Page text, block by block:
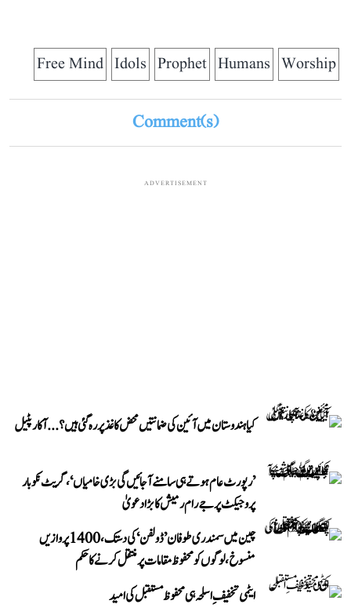
Worship
Humans
Prophet
Idols
Free Mind
Comment(s)
ADVERTISEMENT
کیا ہندوستان میں آئین کی ضمانتیں محض کاغذ پر رہ گئی ہیں؟...آکار پٹیل
’رپورٹ عام ہوتے ہی سامنے آ جائیں گی بڑی خامیاں‘، گریٹ نکوبار
پروجیکٹ پر جے رام رمیش کا بڑا دعویٰ
چین میں سمندری طوفان ’ڈولفن‘ کی دستک، 1400 پروازیں
منسوخ، لوگوں کو محفوظ مقامات پر منتقل کرنے کا حکم
ایٹمی تخفیفِ اسلحہ ہی محفوظ مستقبل کی امید